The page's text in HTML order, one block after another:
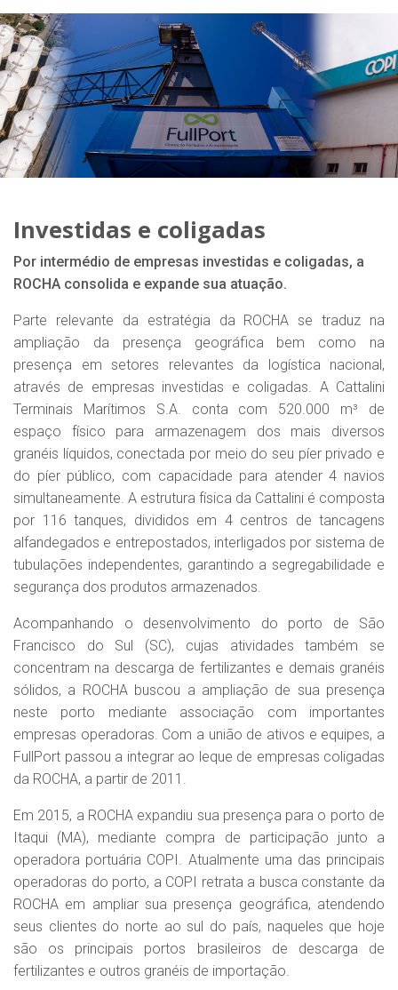
Investidas e coligadas
Por intermédio de empresas investidas e coligadas, a
ROCHA consolida e expande sua atuação.
Parte relevante da estratégia da ROCHA se traduz na
ampliação da presença geográfica bem como na
presença em setores relevantes da logística nacional,
através de empresas investidas e coligadas. A Cattalini
Terminais Marítimos S.A. conta com 520.000 m³ de
espaço físico para armazenagem dos mais diversos
granéis líquidos, conectada por meio do seu píer privado e
do píer público, com capacidade para atender 4 navios
simultaneamente. A estrutura física da Cattalini é composta
por 116 tanques, divididos em 4 centros de tancagens
alfandegados e entrepostados, interligados por sistema de
tubulações independentes, garantindo a segregabilidade e
segurança dos produtos armazenados.
Acompanhando o desenvolvimento do porto de São
Francisco do Sul (SC), cujas atividades também se
concentram na descarga de fertilizantes e demais granéis
sólidos, a ROCHA buscou a ampliação de sua presença
neste porto mediante associação com importantes
empresas operadoras. Com a união de ativos e equipes, a
FullPort passou a integrar ao leque de empresas coligadas
da ROCHA, a partir de 2011.
Em 2015, a ROCHA expandiu sua presença para o porto de
Itaqui (MA), mediante compra de participação junto a
operadora portuária COPI. Atualmente uma das principais
operadoras do porto, a COPI retrata a busca constante da
ROCHA em ampliar sua presença geográfica, atendendo
seus clientes do norte ao sul do país, naqueles que hoje
são os principais portos brasileiros de descarga de
fertilizantes e outros granéis de importação.